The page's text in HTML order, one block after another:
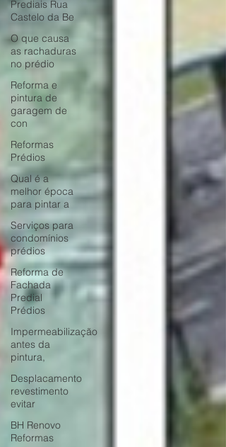
Prediais Rua
Castelo da Be
O que causa
as rachaduras
no prédio
Reforma e
pintura de
garagem de
con
Reformas
Prédios
Qual é a
melhor época
para pintar a
Serviços para
condomínios
prédios
Reforma de
Fachada
Predial
Prédios
Impermeabilização
antes da
pintura,
Desplacamento
revestimento
evitar
BH Renovo
Reformas